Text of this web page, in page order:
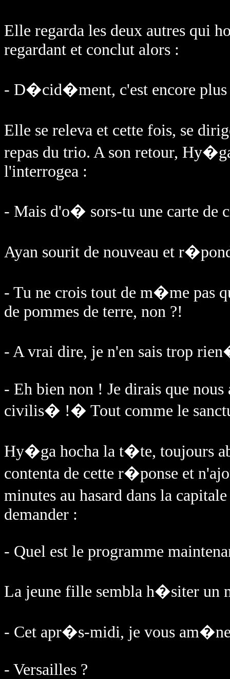
Elle regarda les deux autres qui
regardant et conclut alors :
- D�cid�ment, c'est encore
Elle se releva et cette fois, se
repas du trio. A son retour,
l'interrogea :
- Mais d'o� sors-tu une carte de
Ayan sourit de nouveau et
- Tu ne crois tout de m�me pas
de pommes de terre, non ?!
- A vrai dire, je n'en sais trop
- Eh bien non ! Je dirais que nous
civilis� !� Tout comme le
Hy�ga hocha la t�te, toujours
contenta de cette r�ponse et
minutes au hasard dans la
demander :
- Quel est le programme
La jeune fille sembla h�siter un
- Cet apr�s-midi, je vous
- Versailles ?